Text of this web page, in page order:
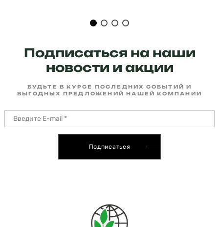
Подписаться на наши
новости и акции
БУДЬТЕ В КУРСЕ ПОСЛЕДНИХ СОБЫТИЙ И
ВЫГОДНЫХ ПРЕДЛОЖЕНИЙ НАШЕЙ КОМПАНИИ
Подписаться